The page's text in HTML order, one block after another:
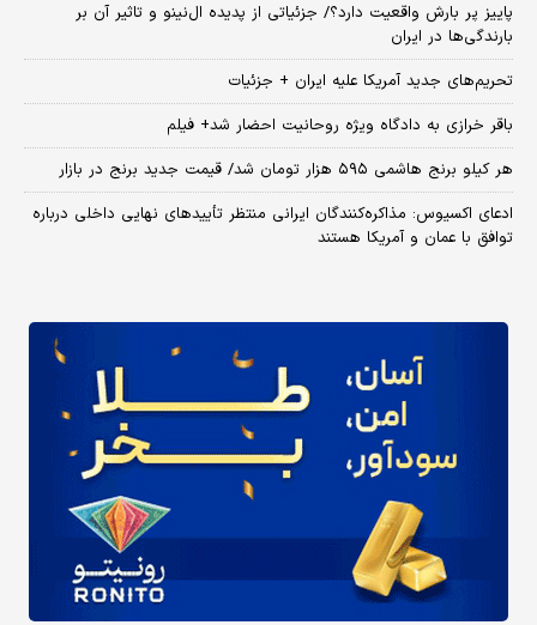
پاییز پر بارش واقعیت دارد؟/ جزئیاتی از پدیده ال‌نینو و تاثیر آن بر
بارندگی‌ها در ایران
تحریم‌های جدید آمریکا علیه ایران + جزئیات
باقر خرازی به دادگاه ویژه روحانیت احضار شد+ فیلم
هر کیلو برنج هاشمی ۵۹۵ هزار تومان شد/ قیمت جدید برنج در بازار
ادعای اکسیوس: مذاکره‌کنندگان ایرانی منتظر تأییدهای نهایی داخلی درباره
توافق با عمان و آمریکا هستند